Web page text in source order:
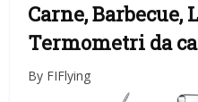
Carne, Barbecue,
Termometri da
By FIFlying